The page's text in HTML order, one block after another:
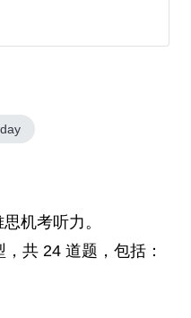
机考听力。
共 24 道题，包括：